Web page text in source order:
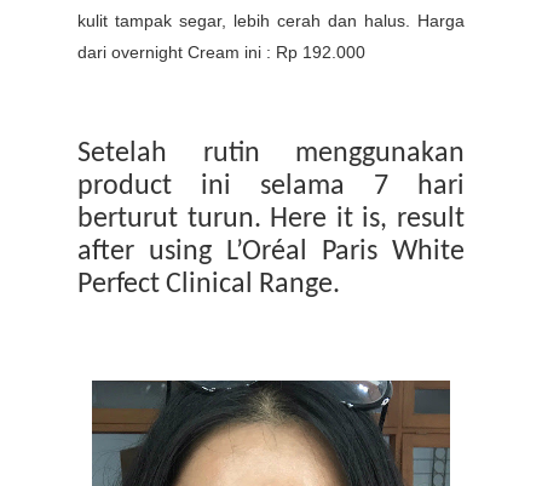
kulit tampak segar, lebih cerah dan halus. Harga
dari overnight Cream ini : Rp 192.000
Setelah rutin menggunakan
product ini selama 7 hari
berturut turun. Here it is, result
after using
L’Oréal Paris White
Perfect Clinical Range.